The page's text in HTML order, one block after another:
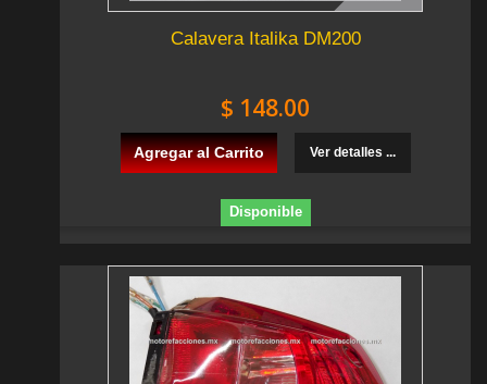
Calavera Italika DM200
$ 148.00
Agregar al Carrito Ver detalles ...
Disponible